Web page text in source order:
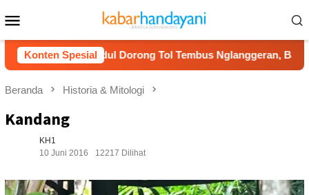
ke
kontenMobile
Konten Spesial
Dorong Tol Tembus Nglanggeran, Bahas Akses
Beranda Historia & Mitologi
Kandang
KH1
10 Juni 2016
12217 Dilihat